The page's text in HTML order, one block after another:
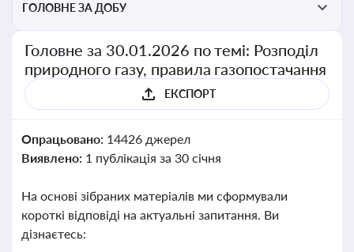
ГОЛОВНЕ ЗА ДОБУ
Головне за 30.01.2026 по темі: Розподіл
природного газу, правила газопостачання
ЕКСПОРТ
Опрацьовано: 14426 джерел
Виявлено: 1 публікація за 30 січня
На основі зібраних матеріалів ми сформували
короткі відповіді на актуальні запитання. Ви
дізнаєтесь: